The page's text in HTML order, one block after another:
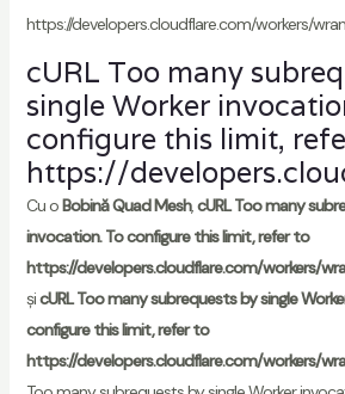
https://developers.cloudflare.com/workers/
cURL Too many
single Worker
configure this limit,
https://
Cu oBobină Quad Mesh, cURL Too many
invocation. To configure this limit, refer to
https://developers.cloudflare.com/workers/
șicURL Too many subrequests by single
configure this limit, refer to
https://developers.cloudflare.com/workers/